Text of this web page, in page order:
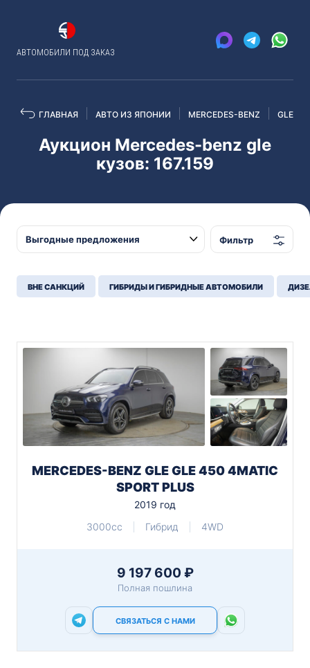
АВТОМОБИЛИ ПОД ЗАКАЗ
ГЛАВНАЯ АВТО ИЗ ЯПОНИИ MERCEDES-BENZ GLE
Аукцион Mercedes-benz gle
кузов: 167.159
Фильтр
ВНЕ САНКЦИЙ ГИБРИДЫ И ГИБРИДНЫЕ АВТОМОБИЛИ
MERCEDES-BENZ GLE GLE 450 4MATIC
SPORT PLUS
2019 год
3000cc
Гибрид 4WD
9 197 600 ₽
Полная пошлина
СВЯЗАТЬСЯ С НАМИ